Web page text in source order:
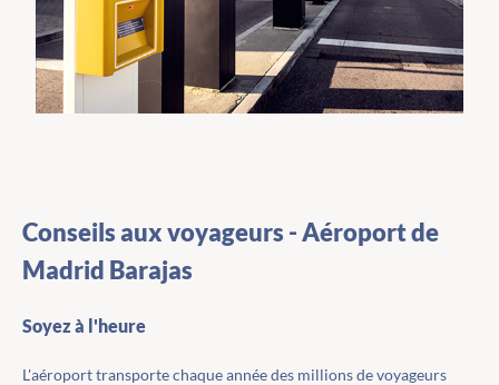
Conseils aux voyageurs - Aéroport de
Madrid Barajas
Soyez à l'heure
L'aéroport transporte chaque année des millions de voyageurs